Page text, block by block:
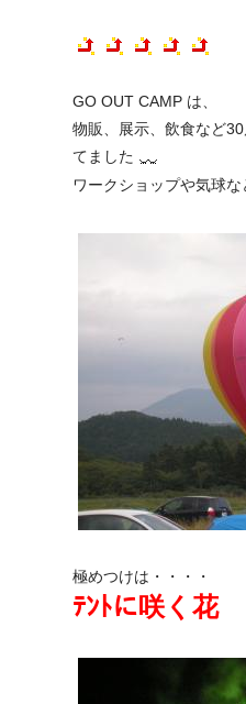
GO OUT CAMP は、
物販、展示、飲食など
てました
ワークショップや気球
極めつけは・・・・
ﾃﾝﾄに咲く花